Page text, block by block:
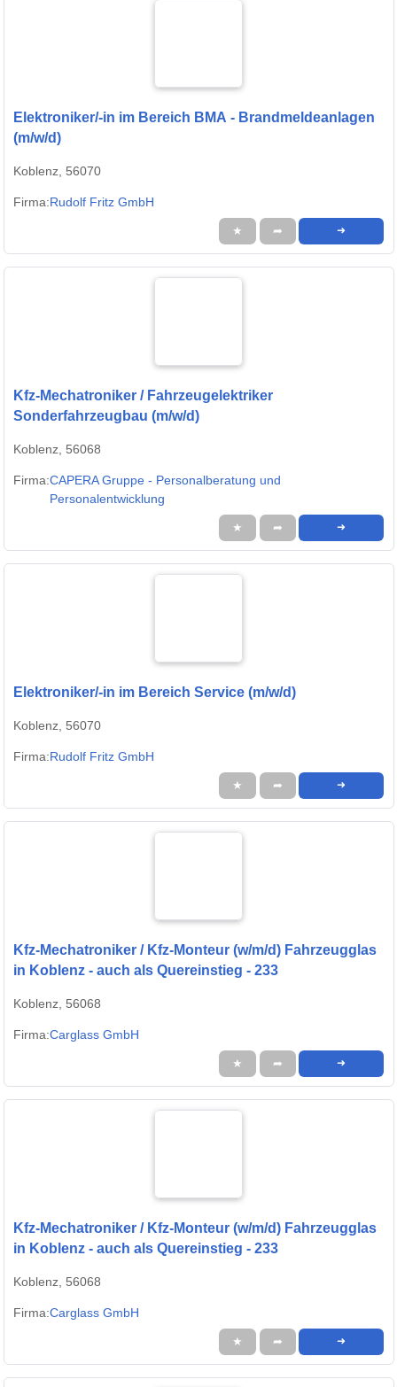
Elektroniker/-in im Bereich BMA - Brandmeldeanlagen
(m/w/d)
Koblenz, 56070
Firma:Rudolf Fritz GmbH
★ ➦ ➜
Kfz-Mechatroniker / Fahrzeugelektriker
Sonderfahrzeugbau (m/w/d)
Koblenz, 56068
Firma:CAPERA Gruppe - Personalberatung und
Personalentwicklung
★ ➦ ➜
Elektroniker/-in im Bereich Service (m/w/d)
Koblenz, 56070
Firma:Rudolf Fritz GmbH
★ ➦ ➜
Kfz-Mechatroniker / Kfz-Monteur (w/m/d) Fahrzeugglas
in Koblenz - auch als Quereinstieg - 233
Koblenz, 56068
Firma:Carglass GmbH
★ ➦ ➜
Kfz-Mechatroniker / Kfz-Monteur (w/m/d) Fahrzeugglas
in Koblenz - auch als Quereinstieg - 233
Koblenz, 56068
Firma:Carglass GmbH
★ ➦ ➜